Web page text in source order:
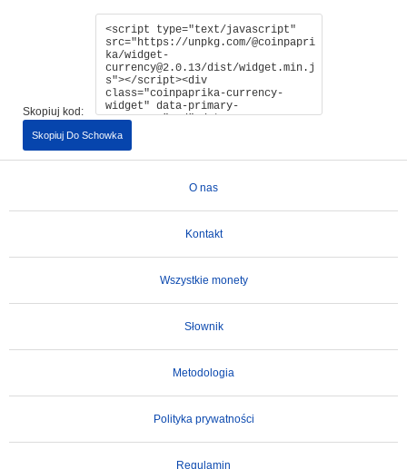
Skopiuj kod:
Skopiuj Do Schowka
O nas
Kontakt
Wszystkie monety
Słownik
Metodologia
Polityka prywatności
Regulamin